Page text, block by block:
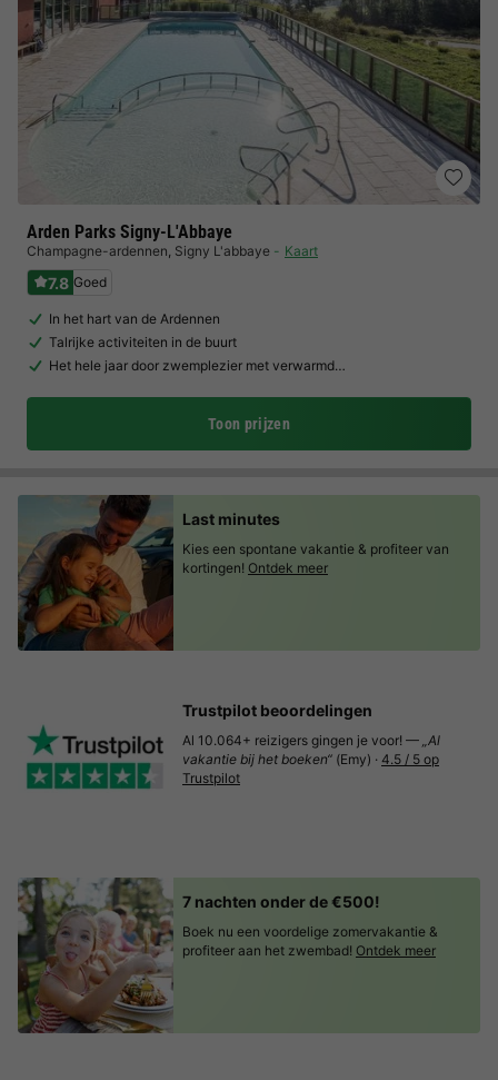
Arden Parks Signy-L'Abbaye
Champagne-ardennen, Signy L'abbaye Kaart
7.8 Goed
In het hart van de Ardennen
Talrijke activiteiten in de buurt
Het hele jaar door zwemplezier met verwarmd…
Toon prijzen
Last minutes
Kies een spontane vakantie & profiteer van
kortingen! Ontdek meer
Trustpilot beoordelingen
Al 10.064+ reizigers gingen je voor! — „Al
vakantie bij het boeken“ (Emy) · 4.5 / 5 op
Trustpilot
7 nachten onder de €500!
Boek nu een voordelige zomervakantie &
profiteer aan het zwembad! Ontdek meer